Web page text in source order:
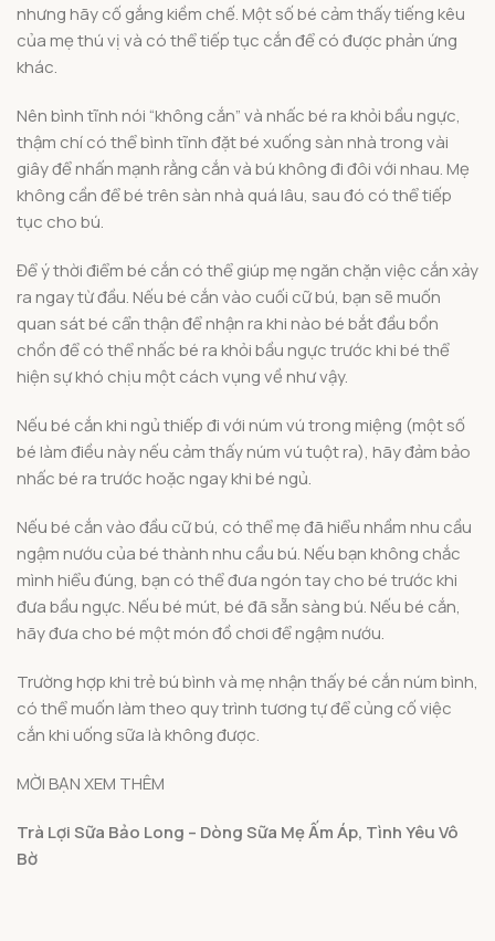
nhưng hãy cố gắng kiềm chế. Một số bé cảm thấy tiếng kêu
của mẹ thú vị và có thể tiếp tục cắn để có được phản ứng
khác.
Nên bình tĩnh nói “không cắn” và nhấc bé ra khỏi bầu ngực,
thậm chí có thể bình tĩnh đặt bé xuống sàn nhà trong vài
giây để nhấn mạnh rằng cắn và bú không đi đôi với nhau. Mẹ
không cần để bé trên sàn nhà quá lâu, sau đó có thể tiếp
tục cho bú.
Để ý thời điểm bé cắn có thể giúp mẹ ngăn chặn việc cắn xảy
ra ngay từ đầu. Nếu bé cắn vào cuối cữ bú, bạn sẽ muốn
quan sát bé cẩn thận để nhận ra khi nào bé bắt đầu bồn
chồn để có thể nhấc bé ra khỏi bầu ngực trước khi bé thể
hiện sự khó chịu một cách vụng về như vậy.
Nếu bé cắn khi ngủ thiếp đi với núm vú trong miệng (một số
bé làm điều này nếu cảm thấy núm vú tuột ra), hãy đảm bảo
nhấc bé ra trước hoặc ngay khi bé ngủ.
Nếu bé cắn vào đầu cữ bú, có thể mẹ đã hiểu nhầm nhu cầu
ngậm nướu của bé thành nhu cầu bú. Nếu bạn không chắc
mình hiểu đúng, bạn có thể đưa ngón tay cho bé trước khi
đưa bầu ngực. Nếu bé mút, bé đã sẵn sàng bú. Nếu bé cắn,
hãy đưa cho bé một món đồ chơi để ngậm nướu.
Trường hợp khi trẻ bú bình và mẹ nhận thấy bé cắn núm bình,
có thể muốn làm theo quy trình tương tự để củng cố việc
cắn khi uống sữa là không được.
MỜI BẠN XEM THÊM
Trà Lợi Sữa Bảo Long – Dòng Sữa Mẹ Ấm Áp, Tình Yêu Vô
Bờ